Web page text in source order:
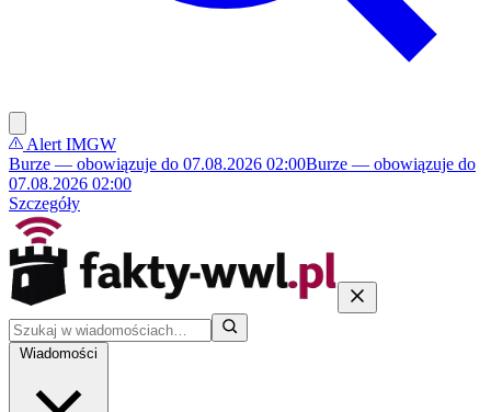
Alert IMGW
Burze — obowiązuje do 07.08.2026 02:00Burze — obowiązuje do
07.08.2026 02:00
Szczegóły
Wiadomości